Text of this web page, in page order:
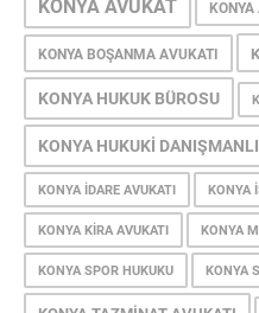
KONYA AVUKAT
KONYA BOŞANMA AVUKATI
KONYA HUKUK BÜROSU
KONYA HUKUKI
KONYA IDARE AVUKATI KONYA
KONYA KIRA AVUKATI KONYA
KONYA SPOR HUKUKU KONYA